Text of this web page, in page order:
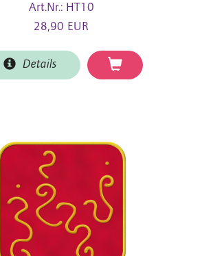
Art.Nr.: HT10
28,90 EUR
Details